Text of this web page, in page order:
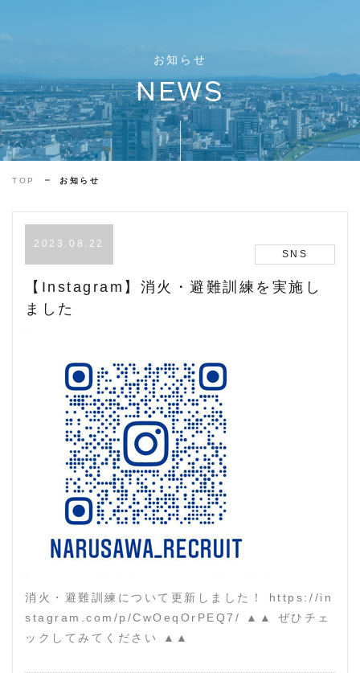
お知らせ
NEWS
TOP お知らせ
2023.08.22
SNS
【Instagram】消火・避難訓練を実施し
ました
消火・避難訓練について更新しました！ https://in
stagram.com/p/CwOeqOrPEQ7/ ▲▲ ぜひチェ
ックしてみてください ▲▲